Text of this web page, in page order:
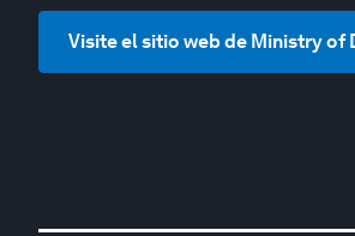
Visite el sitio web de Ministry of